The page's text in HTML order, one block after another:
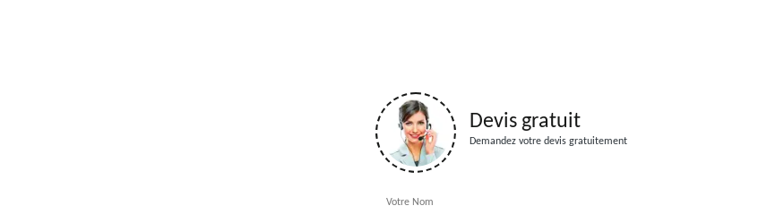
Devis gratuit
Demandez votre devis gratuitement